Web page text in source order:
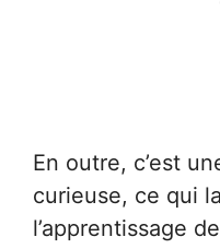
En outre, c’est
curieuse, ce qui
l’apprentissage